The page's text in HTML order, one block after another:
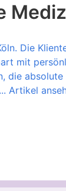
Die
mit
die absolute
Artikel